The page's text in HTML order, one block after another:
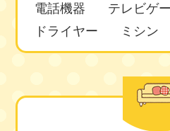
電話機器
テレビゲ
ドライヤー
ミシン